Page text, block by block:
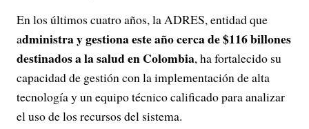
En los últimos cuatro años, la ADRES, entidad que
administra y gestiona este año cerca de $116 billones
destinados a la salud en Colombia, ha fortalecido su
capacidad de gestión con la implementación de alta
tecnología y un equipo técnico calificado para analizar
el uso de los recursos del sistema.